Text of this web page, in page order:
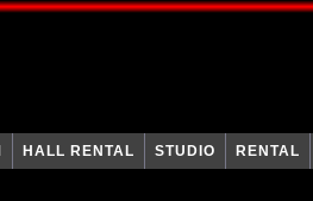
HALL RENTAL STUDIO RENTAL